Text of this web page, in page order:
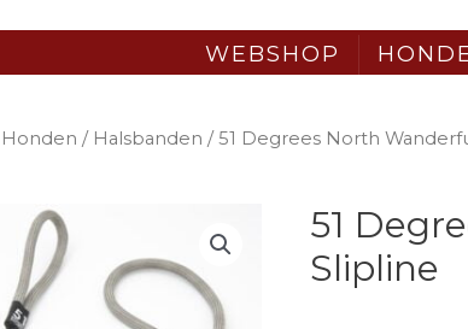
WEBSHOP
Honden / Halsbanden / 51 Degrees North
51
Slipline